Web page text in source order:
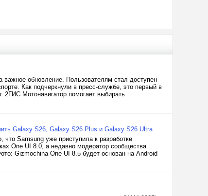
важное обновление. Пользователям стал доступен
Как подчеркнули в пресс-службе, это первый в
Мотонавигатор помогает выбирать
Galaxy S26, Galaxy S26 Plus и Galaxy S26 Ultra
что Samsung уже приступила к разработке
One UI 8.0, а недавно модератор сообщества
Gizmochina One UI 8.5 будет основан на Android